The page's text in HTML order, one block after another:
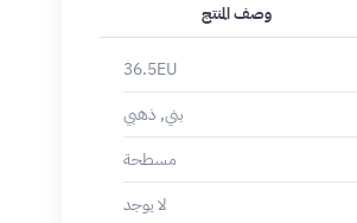
36.5EU
بني, ذهبي
مسطحة
لا يوجد
وصف المنتج